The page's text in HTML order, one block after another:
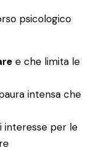
psicologico
e che limita le
intensa che
interesse per le